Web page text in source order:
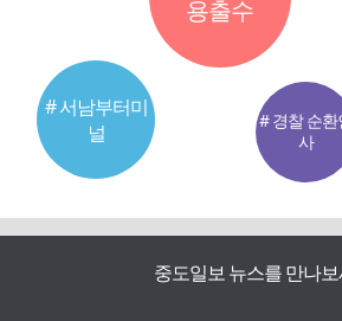
용출수
# 서남부터미
널
# 경찰 순환
사
중도일보 뉴스를 만나